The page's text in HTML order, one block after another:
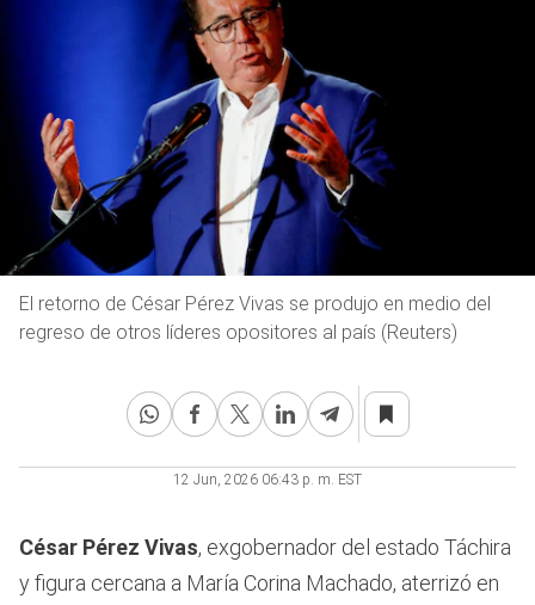
El retorno de César Pérez Vivas se produjo en medio del
regreso de otros líderes opositores al país (Reuters)
12 Jun, 2026 06:43 p. m. EST
César Pérez Vivas, exgobernador del estado Táchira
y figura cercana a María Corina Machado, aterrizó en